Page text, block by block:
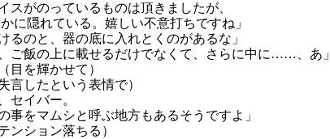
がのっているものは頂きましたが、
ている。嬉しい不意打ちですね」
のと、器の底に入れとくのがあるな」
ご飯の上に載せるだけでなくて、さらに中に……、あ」
を輝かせて）
したという表情で）
セイバー。
シと呼ぶ地方もあるそうですよ」
ション落ちる）